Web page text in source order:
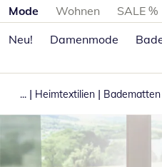
Produktkategorien
Mode Wohnen SALE %
Neu!
Damenmode
... | Heimtextilien | Badematten